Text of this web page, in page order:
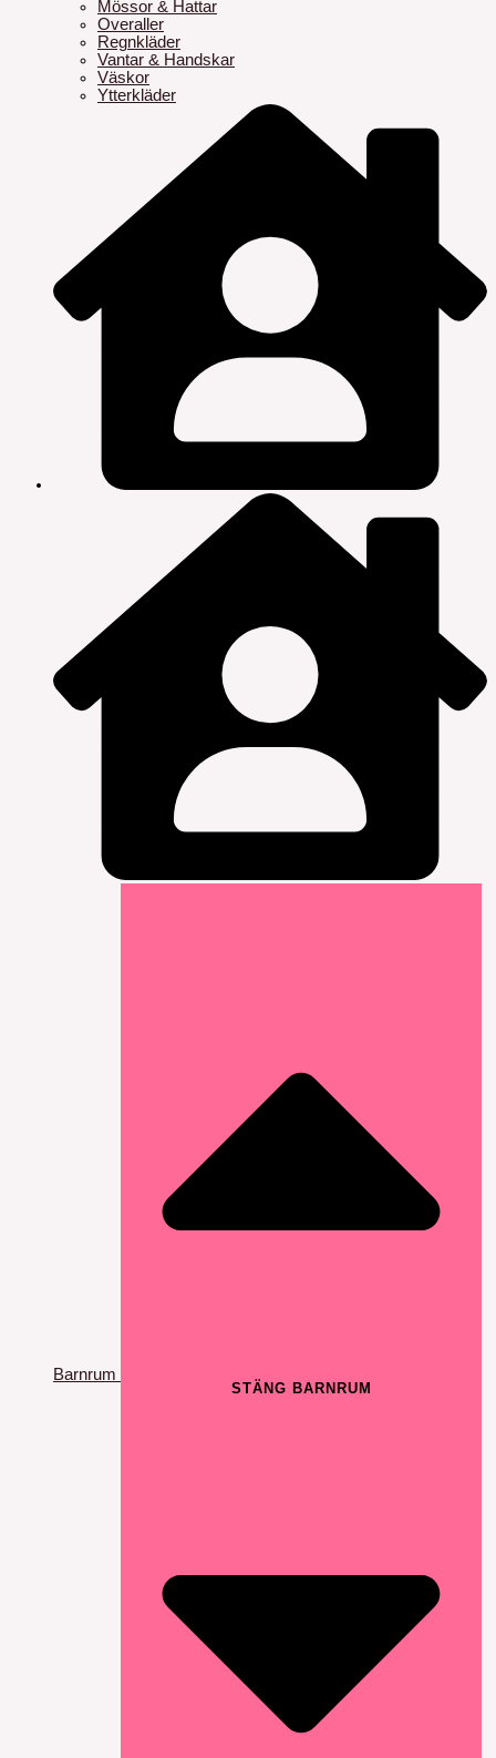
Mössor & Hattar
Overaller
Regnkläder
Vantar & Handskar
Väskor
Ytterkläder
Barnrum
STÄNG BARNRUM